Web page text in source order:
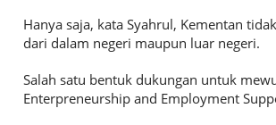
Hanya saja, kata Syahrul, Kementan
dari dalam negeri maupun luar negeri.
Salah satu bentuk dukungan untuk
Enterpreneurship and Employment